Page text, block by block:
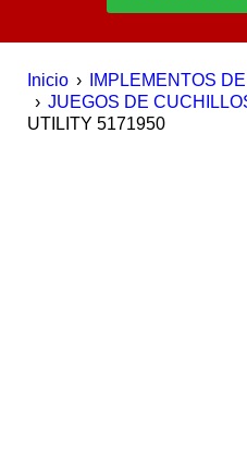
Inicio › IMPLEMENTOS
› JUEGOS DE
UTILITY 5171950